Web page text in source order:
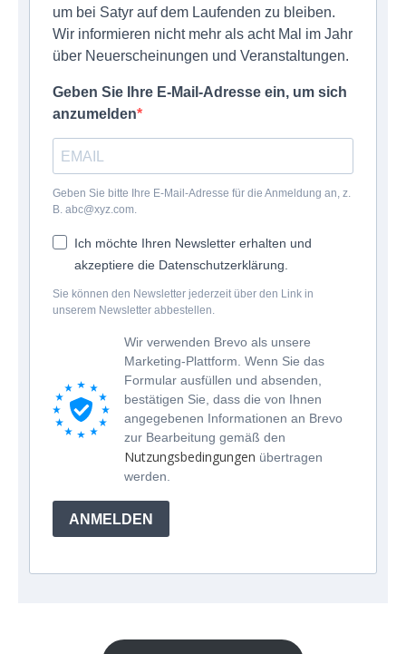
um bei Satyr auf dem Laufenden zu bleiben.
Wir informieren nicht mehr als acht Mal im Jahr
über Neuerscheinungen und Veranstaltungen.
Geben Sie Ihre E-Mail-Adresse ein, um sich
anzumelden
Geben Sie bitte Ihre E-Mail-Adresse für die Anmeldung an, z.
B. abc@xyz.com.
Ich möchte Ihren Newsletter erhalten und
akzeptiere die Datenschutzerklärung.
Sie können den Newsletter jederzeit über den Link in
unserem Newsletter abbestellen.
Wir verwenden Brevo als unsere
Marketing-Plattform. Wenn Sie das
Formular ausfüllen und absenden,
bestätigen Sie, dass die von Ihnen
angegebenen Informationen an Brevo
zur Bearbeitung gemäß den
Nutzungsbedingungen übertragen
werden.
ANMELDEN